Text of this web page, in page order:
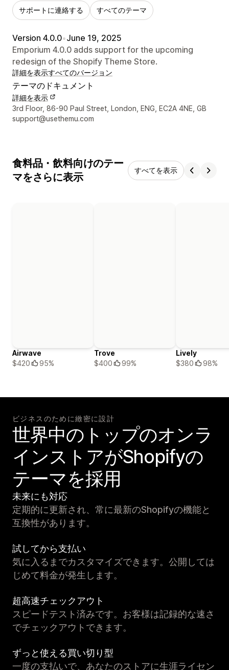
サポートに連絡する すべてのテーマ
Version 4.0.0•June 19, 2025
Emporium 4.0.0 adds support for the upcoming
redesign of the Shopify Theme Store.
詳細を表示すべてのバージョン
テーマのドキュメント
詳細を表示
デザイナーの連絡先情報
3rd Floor, 86-90 Paul Street, London, ENG, EC2A 4NE, GB
support@usethemu.com
食料品・飲料向けのテー
マをさらに表示
すべてを表示
Airwave
$420
95%
Trove
$400
99%
Lively
$380
98%
ビジネスのために緻密に設計
世界中のトップのオンラ
インストアがShopifyの
テーマを採用
未来にも対応
定期的に更新され、常に最新のShopifyの機能と
互換性があります。
試してから支払い
気に入るまでカスタマイズできます。公開しては
じめて料金が発生します。
超高速チェックアウト
スピードテスト済みです。お客様は記録的な速さ
でチェックアウトできます。
ずっと使える買い切り型
一度の支払いで、あなたのストアに生涯ライセン